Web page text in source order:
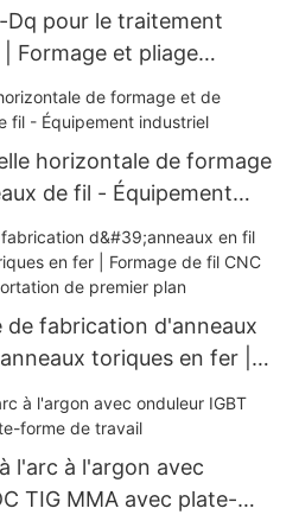
Dq pour le traitement
Formage et pliage
ISO 9001 | Utilisée
horizontale de formage
de fil - Équipement
de fabrication d'anneaux
toriques en fer |
| Homologation CE |
plan
l'arc à l'argon avec
TIG MMA avec plate-